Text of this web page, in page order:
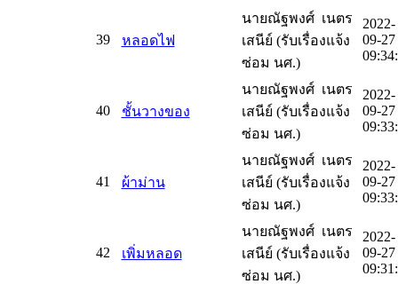
39 หลอดไฟ
นายณัฐพงศ์ เนตร
เสนีย์ (รับเรื่องแจ้ง
ซ่อม นศ.)
2022-
09-27
40 ชั้นวางของ
นายณัฐพงศ์ เนตร
เสนีย์ (รับเรื่องแจ้ง
ซ่อม นศ.)
2022-
09-27
41 ผ้าม่าน
นายณัฐพงศ์ เนตร
เสนีย์ (รับเรื่องแจ้ง
ซ่อม นศ.)
2022-
09-27
42 เพิ่มหลอด
นายณัฐพงศ์ เนตร
เสนีย์ (รับเรื่องแจ้ง
ซ่อม นศ.)
2022-
09-27